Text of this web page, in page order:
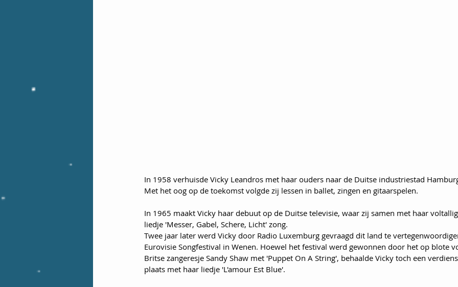
In 1958 verhuisde Vicky Leandros met haar ouders naar de Duitse industriestad
Met het oog op de toekomst volgde zij lessen in ballet, zingen en gitaarspelen.
In 1965 maakt Vicky haar debuut op de Duitse televisie, waar zij samen met haar
liedje 'Messer, Gabel, Schere, Licht' zong.
Twee jaar later werd Vicky door Radio Luxemburg gevraagd dit land te
Eurovisie Songfestival in Wenen. Hoewel het festival werd gewonnen door het op blote
Britse zangeresje Sandy Shaw met 'Puppet On A String', behaalde Vicky toch een
plaats met haar liedje 'L'amour Est Blue'.